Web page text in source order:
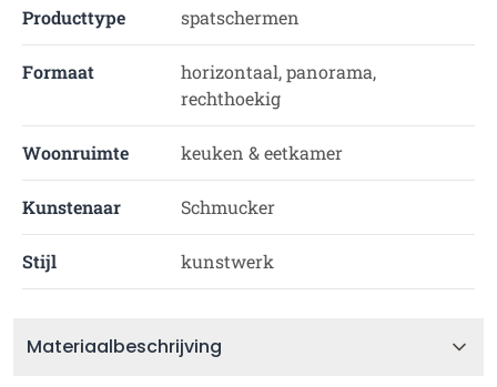
Producttype spatschermen
Formaat
horizontaal, panorama,
rechthoekig
Woonruimte keuken & eetkamer
Kunstenaar Schmucker
Stijl kunstwerk
Materiaalbeschrijving